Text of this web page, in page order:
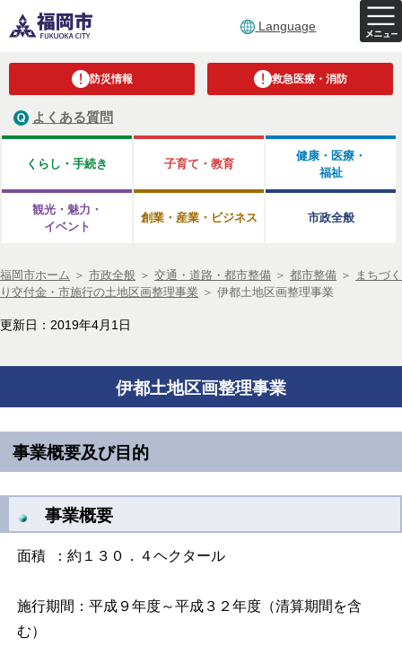
Language
防災情報 救急医療・消防
よくある質問
くらし・手続き 子育て・教育
健康・医療・
福祉
観光・魅力・
イベント
創業・産業・ビジネス 市政全般
福岡市ホーム ＞ 市政全般 ＞ 交通・道路・都市整備 ＞ 都市整備 ＞ まちづく
り交付金・市施行の土地区画整理事業 ＞ 伊都土地区画整理事業
更新日：2019年4月1日
伊都土地区画整理事業
事業概要及び目的
事業概要
面積 ：約１３０．４ヘクタール
施行期間：平成９年度～平成３２年度（清算期間を含
む）